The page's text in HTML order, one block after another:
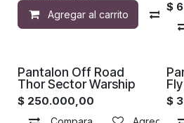
Agregar al carrito
$
Pantalon Off Road
Thor Sector Warship
$ 250.000,00 $